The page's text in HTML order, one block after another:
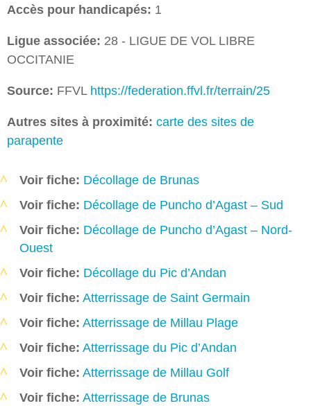
Accès pour handicapés: 1
Ligue associée: 28 - LIGUE DE VOL LIBRE
OCCITANIE
Source: FFVL https://federation.ffvl.fr/terrain/25
Autres sites à proximité: carte des sites de
parapente
Voir fiche: Décollage de Brunas
Voir fiche: Décollage de Puncho d’Agast – Sud
Voir fiche: Décollage de Puncho d’Agast – Nord-
Ouest
Voir fiche: Décollage du Pic d’Andan
Voir fiche: Atterrissage de Saint Germain
Voir fiche: Atterrissage de Millau Plage
Voir fiche: Atterrissage du Pic d’Andan
Voir fiche: Atterrissage de Millau Golf
Voir fiche: Atterrissage de Brunas